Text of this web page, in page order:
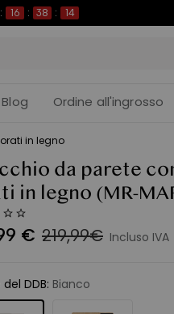
: 16 : 38 : 13
Blog Ordine all'ingrosso
in legno
da parete
in legno (MR-
€ 219,99€ Incluso IVA
DDB: Bianco